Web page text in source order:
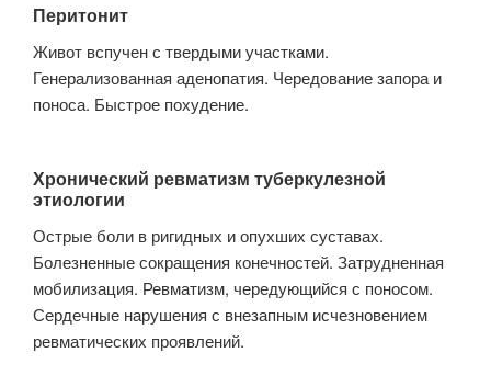
Перитонит
Живот вспучен с твердыми участками.
Генерализованная аденопатия. Чередование запора и
поноса. Быстрое похудение.
Хронический ревматизм туберкулезной
этиологии
Острые боли в ригидных и опухших суставах.
Болезненные сокращения конечностей. Затрудненная
мобилизация. Ревматизм, чередующийся с поносом.
Сердечные нарушения с внезапным исчезновением
ревматических проявлений.